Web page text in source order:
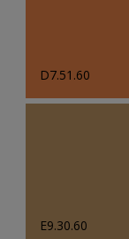
D7.51.60
E9.30.60